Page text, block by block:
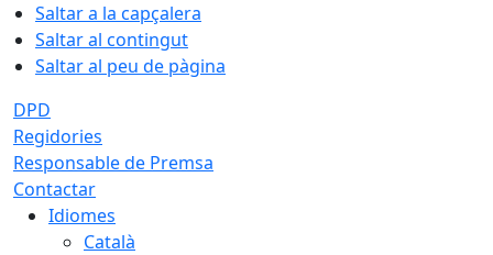
Saltar a la capçalera
Saltar al contingut
Saltar al peu de pàgina
DPD
Regidories
Responsable de Premsa
Contactar
Idiomes
Català